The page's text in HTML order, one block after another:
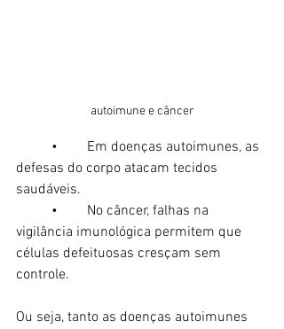
autoimune e câncer
defesas do corpo atacam tecidos
saudáveis.
vigilância imunológica permitem que
células defeituosas cresçam sem
controle.
Ou seja, tanto as doenças autoimunes